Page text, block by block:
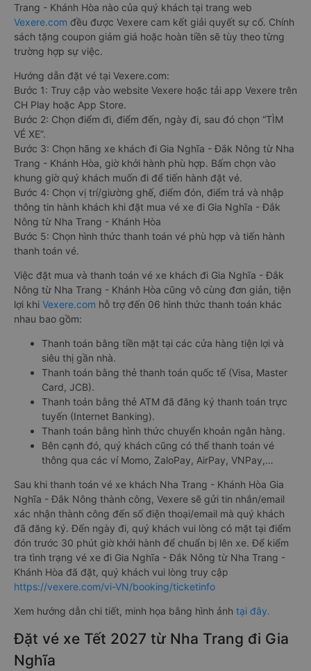
Trang - Khánh Hòa nào của quý khách tại trang web
Vexere.com đều được Vexere cam kết giải quyết sự cố. Chính
sách tặng coupon giảm giá hoặc hoàn tiền sẽ tùy theo từng
trường hợp sự việc.
Hướng dẫn đặt vé tại Vexere.com:
Bước 1: Truy cập vào website Vexere hoặc tải app Vexere trên
CH Play hoặc App Store.
Bước 2: Chọn điểm đi, điểm đến, ngày đi, sau đó chọn “TÌM
VÉ XE”.
Bước 3: Chọn hãng xe khách đi Gia Nghĩa - Đắk Nông từ Nha
Trang - Khánh Hòa, giờ khởi hành phù hợp. Bấm chọn vào
khung giờ quý khách muốn đi để tiến hành đặt vé.
Bước 4: Chọn vị trí/giường ghế, điểm đón, điểm trả và nhập
thông tin hành khách khi đặt mua vé xe đi Gia Nghĩa - Đắk
Nông từ Nha Trang - Khánh Hòa
Bước 5: Chọn hình thức thanh toán vé phù hợp và tiến hành
thanh toán vé.
Việc đặt mua và thanh toán vé xe khách đi Gia Nghĩa - Đắk
Nông từ Nha Trang - Khánh Hòa cũng vô cùng đơn giản, tiện
lợi khi Vexere.com hỗ trợ đến 06 hình thức thanh toán khác
nhau bao gồm:
Thanh toán bằng tiền mặt tại các cửa hàng tiện lợi và
siêu thị gần nhà.
Thanh toán bằng thẻ thanh toán quốc tế (Visa, Master
Card, JCB).
Thanh toán bằng thẻ ATM đã đăng ký thanh toán trực
tuyến (Internet Banking).
Thanh toán bằng hình thức chuyển khoản ngân hàng.
Bên cạnh đó, quý khách cũng có thể thanh toán vé
thông qua các ví Momo, ZaloPay, AirPay, VNPay,…
Sau khi thanh toán vé xe khách Nha Trang - Khánh Hòa Gia
Nghĩa - Đắk Nông thành công, Vexere sẽ gửi tin nhắn/email
xác nhận thành công đến số điện thoại/email mà quý khách
đã đăng ký. Đến ngày đi, quý khách vui lòng có mặt tại điểm
đón trước 30 phút giờ khởi hành để chuẩn bị lên xe. Để kiểm
tra tình trạng vé xe đi Gia Nghĩa - Đắk Nông từ Nha Trang -
Khánh Hòa đã đặt, quý khách vui lòng truy cập
https://vexere.com/vi-VN/booking/ticketinfo
Xem hướng dẫn chi tiết, minh họa bằng hình ảnh tại đây.
Đặt vé xe Tết 2027 từ Nha Trang đi Gia
Nghĩa